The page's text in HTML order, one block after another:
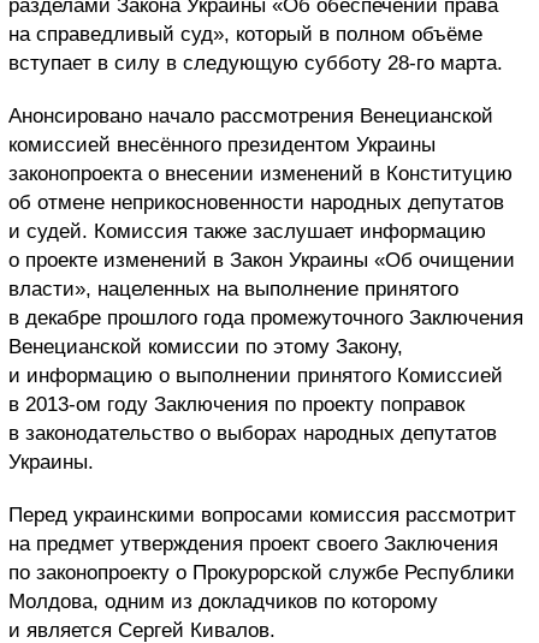
разделами Закона Украины «Об обеспечении права
на справедливый суд», который в полном объёме
вступает в силу в следующую субботу 28-го марта.
Анонсировано начало рассмотрения Венецианской
комиссией внесённого президентом Украины
законопроекта о внесении изменений в Конституцию
об отмене неприкосновенности народных депутатов
и судей. Комиссия также заслушает информацию
о проекте изменений в Закон Украины «Об очищении
власти», нацеленных на выполнение принятого
в декабре прошлого года промежуточного Заключения
Венецианской комиссии по этому Закону,
и информацию о выполнении принятого Комиссией
в 2013-ом году Заключения по проекту поправок
в законодательство о выборах народных депутатов
Украины.
Перед украинскими вопросами комиссия рассмотрит
на предмет утверждения проект своего Заключения
по законопроекту о Прокурорской службе Республики
Молдова, одним из докладчиков по которому
и является Сергей Кивалов.